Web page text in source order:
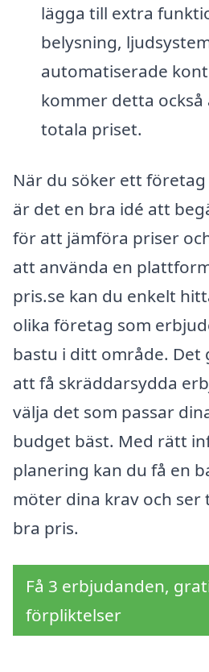
lägga till extra
belysning,
automatiserade
kommer detta
totala priset.
När du söker ett
är det en bra idé att
för att jämföra priser
att använda en
pris.se kan du enkelt
olika företag som
bastu i ditt område. Det
att få skräddarsydda
välja det som passar
budget bäst. Med rätt
planering kan du få en
möter dina krav och
bra pris.
Få 3 erbjudanden,
förpliktelser